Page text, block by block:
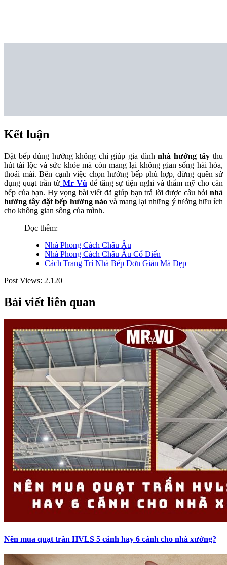
Kết luận
Đặt bếp đúng hướng không chỉ giúp gia đìnhnhà hướng tây thu
hút tài lộc và sức khỏe mà còn mang lại không gian sống hài hòa,
thoải mái. Bên cạnh việc chọn hướng bếp phù hợp, đừng quên sử
dụng quạt trần từ Mr Vũ để tăng sự tiện nghi và thẩm mỹ cho căn
bếp của bạn. Hy vọng bài viết đã giúp bạn trả lời được câu hỏi nhà
hướng tây đặt bếp hướng nàovà mang lại những ý tưởng hữu ích
cho không gian sống của mình.
Đọc thêm:
Nhà Phong Cách Châu Âu
Nhà Phong Cách Châu Âu Cổ Điển
Cách Trang Trí Nhà Bếp Đơn Giản Mà Đẹp
Post Views: 2.120
Bài viết liên quan
Nên mua quạt trần HVLS 5 cánh hay 6 cánh cho nhà xưởng?